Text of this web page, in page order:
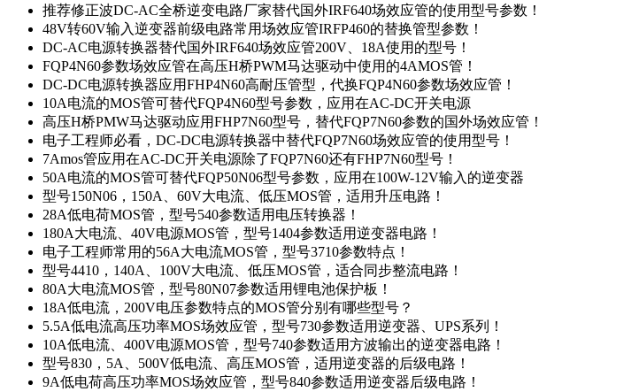
推荐修正波DC-AC全桥逆变电路厂家替代国外IRF640场效应管的使用型号参数！
48V转60V输入逆变器前级电路常用场效应管IRFP460的替换管型参数！
DC-AC电源转换器替代国外IRF640场效应管200V、18A使用的型号！
FQP4N60参数场效应管在高压H桥PWM马达驱动中使用的4AMOS管！
DC-DC电源转换器应用FHP4N60高耐压管型，代换FQP4N60参数场效应管！
10A电流的MOS管可替代FQP4N60型号参数，应用在AC-DC开关电源
高压H桥PMW马达驱动应用FHP7N60型号，替代FQP7N60参数的国外场效应管！
电子工程师必看，DC-DC电源转换器中替代FQP7N60场效应管的使用型号！
7Amos管应用在AC-DC开关电源除了FQP7N60还有FHP7N60型号！
50A电流的MOS管可替代FQP50N06型号参数，应用在100W-12V输入的逆变器
型号150N06，150A、60V大电流、低压MOS管，适用升压电路！
28A低电荷MOS管，型号540参数适用电压转换器！
180A大电流、40V电源MOS管，型号1404参数适用逆变器电路！
电子工程师常用的56A大电流MOS管，型号3710参数特点！
型号4410，140A、100V大电流、低压MOS管，适合同步整流电路！
80A大电流MOS管，型号80N07参数适用锂电池保护板！
18A低电流，200V电压参数特点的MOS管分别有哪些型号？
5.5A低电流高压功率MOS场效应管，型号730参数适用逆变器、UPS系列！
10A低电流、400V电源MOS管，型号740参数适用方波输出的逆变器电路！
型号830，5A、500V低电流、高压MOS管，适用逆变器的后级电路！
9A低电荷高压功率MOS场效应管，型号840参数适用逆变器后级电路！